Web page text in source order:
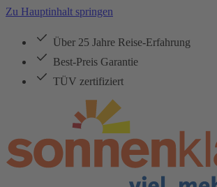
Zu Hauptinhalt springen
Über 25 Jahre Reise-Erfahrung
Best-Preis Garantie
TÜV zertifiziert